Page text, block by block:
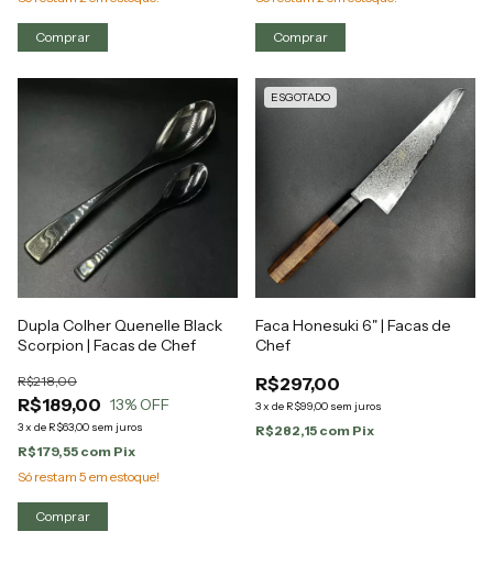
Dupla Colher Quenelle Black
Scorpion | Facas de Chef
R$189,00
R$218,00
13% OFF
3x de R$63,00 sem juros
R$179,55 com Pix
Só restam 5 em estoque!
ESGOTADO
Faca Honesuki 6" | Facas de
Chef
R$297,00
3x de R$99,00 sem juros
R$282,15 com Pix